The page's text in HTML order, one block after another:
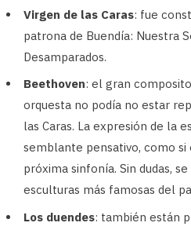
Virgen de las Caras: fue
patrona de Buendía: Nuestra
Desamparados.
Beethoven: el gran
orquesta no podía no estar
las Caras. La expresión de la
semblante pensativo, como si
próxima sinfonía. Sin dudas,
esculturas más famosas del
Los duendes: también están